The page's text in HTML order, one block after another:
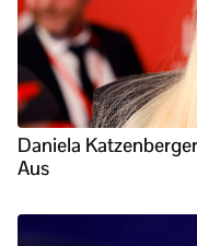
Daniela
Aus